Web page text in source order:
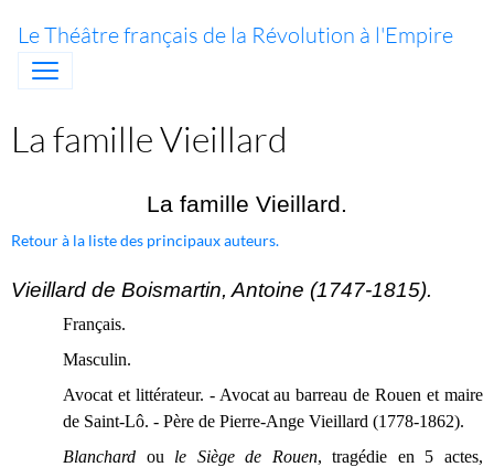
Le Théâtre français de la Révolution à l'Empire
La famille Vieillard
La famille Vieillard.
Retour à la liste des principaux auteurs.
Vieillard de Boismartin, Antoine (1747-1815).
Français.
Masculin.
Avocat et littérateur. - Avocat au barreau de Rouen et maire
de Saint-Lô. - Père de Pierre-Ange Vieillard (1778-1862).
Blanchard ou le Siège de Rouen, tragédie en 5 actes,